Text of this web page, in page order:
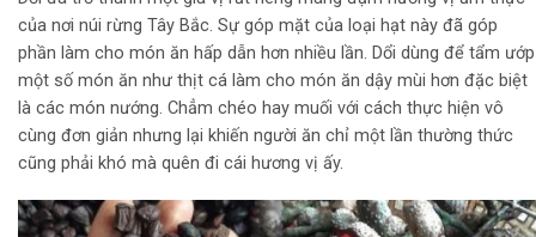
của nơi núi rừng Tây Bắc. Sự góp mặt của loại hạt này đã góp
phần làm cho món ăn hấp dẫn hơn nhiều lần. Dổi dùng để tẩm ướp
một số món ăn như thịt cá làm cho món ăn dậy mùi hơn đặc biệt
là các món nướng. Chẳm chéo hay muối với cách thực hiện vô
cùng đơn giản nhưng lại khiến người ăn chỉ một lần thường thức
cũng phải khó mà quên đi cái hương vị ấy.